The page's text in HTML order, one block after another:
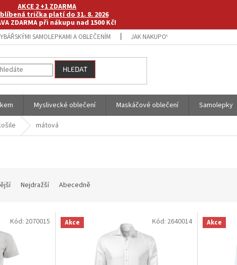
AKCE 2 +1 ZDARMA
trička platí do 31. 8. 2026
ZDARMA při nákupu nad 1500 Kč!
SAMOLEPKAMI A OBLEČENÍM JAK NAKUPOVAT NA E-SHOPU
HLEDAT
Myslivecké oblečení Maskáčové oblečení Samolepky
mátová
Nejdražší Abecedně
Kód: 2070015 Akce Kód: 2640014 Akce